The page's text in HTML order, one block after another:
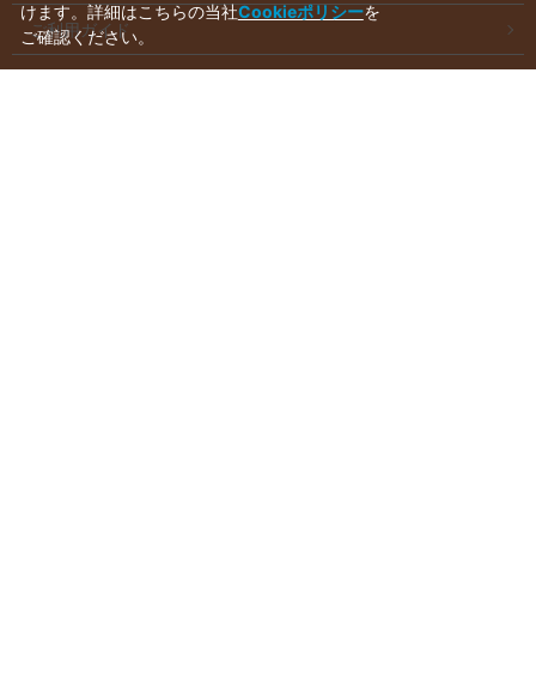
ご利用ガイド
けます。詳細はこちらの当社Cookieポリシーを
ご確認ください。